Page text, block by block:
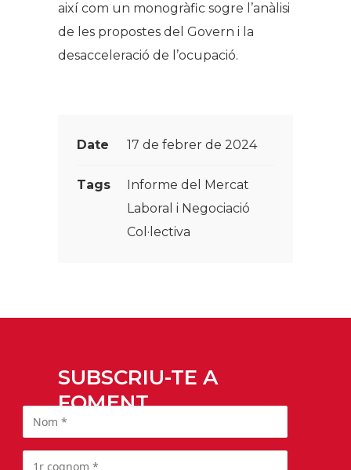
així com un monogràfic sogre l’anàlisi
de les propostes del Govern i la
desacceleració de l’ocupació.
Date 17 de febrer de 2024
Tags
Informe del Mercat
Laboral i Negociació
Col·lectiva
SUBSCRIU-TE A
FOMENT